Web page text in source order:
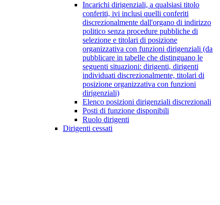
Incarichi dirigenziali, a qualsiasi titolo
conferiti, ivi inclusi quelli conferiti
discrezionalmente dall'organo di indirizzo
politico senza procedure pubbliche di
selezione e titolari di posizione
organizzativa con funzioni dirigenziali (da
pubblicare in tabelle che distinguano le
seguenti situazioni: dirigenti, dirigenti
individuati discrezionalmente, titolari di
posizione organizzativa con funzioni
dirigenziali)
Elenco posizioni dirigenziali discrezionali
Posti di funzione disponibili
Ruolo dirigenti
Dirigenti cessati